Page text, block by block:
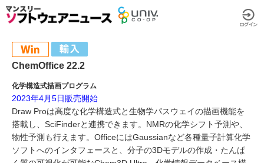
ChemOffice 22.2
化学構造式描画プログラム
2023年4月5日販売開始
Draw Proは高度な化学構造式と生物学パスウェイの描画機能を
搭載し、SciFinderと連携できます。NMRの化学シフト予測や、
物性予測も行えます。OfficeにはGaussianなど各種量子計算化学
ソフトへのインタフェースと、分子の3Dモデルの作成・たんぱ